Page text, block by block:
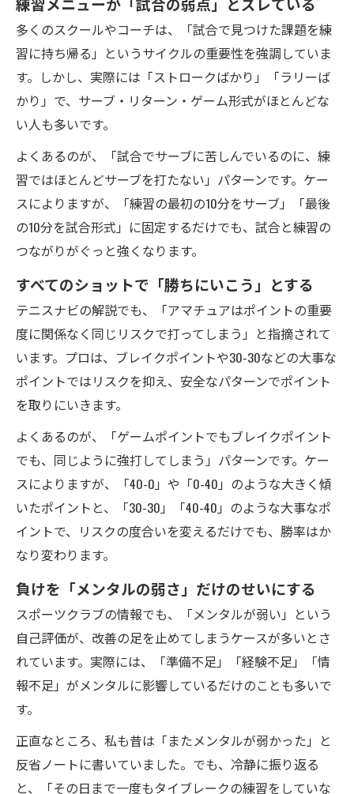
多くのスクールやコーチは、「試合で見つけた課題を練
習に持ち帰る」というサイクルの重要性を強調していま
す。しかし、実際には「ストロークばかり」「ラリーば
かり」で、サーブ・リターン・ゲーム形式がほとんどな
い人も多いです。
よくあるのが、「試合でサーブに苦しんでいるのに、練
習ではほとんどサーブを打たない」パターンです。ケー
スによりますが、「練習の最初の10分をサーブ」「最後
の10分を試合形式」に固定するだけでも、試合と練習の
つながりがぐっと強くなります。
すべてのショットで「勝ちにいこう」とする
テニスナビの解説でも、「アマチュアはポイントの重要
度に関係なく同じリスクで打ってしまう」と指摘されて
います。プロは、ブレイクポイントや30-30などの大事な
ポイントではリスクを抑え、安全なパターンでポイント
を取りにいきます。
よくあるのが、「ゲームポイントでもブレイクポイント
でも、同じように強打してしまう」パターンです。ケー
スによりますが、「40-0」や「0-40」のような大きく傾
いたポイントと、「30-30」「40-40」のような大事なポ
イントで、リスクの度合いを変えるだけでも、勝率はか
なり変わります。
負けを「メンタルの弱さ」だけのせいにする
スポーツクラブの情報でも、「メンタルが弱い」という
自己評価が、改善の足を止めてしまうケースが多いとさ
れています。実際には、「準備不足」「経験不足」「情
報不足」がメンタルに影響しているだけのことも多いで
す。
正直なところ、私も昔は「またメンタルが弱かった」と
反省ノートに書いていました。でも、冷静に振り返る
と、「その日まで一度もタイブレークの練習をしていな